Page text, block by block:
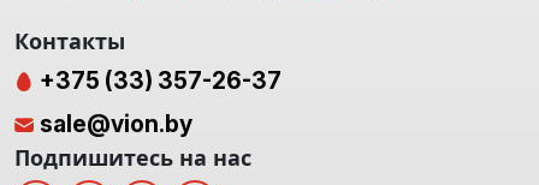
Контакты
+375 (33) 357-26-37
sale@vion.by
Подпишитесь на нас